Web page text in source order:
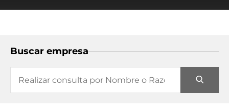
Buscar empresa